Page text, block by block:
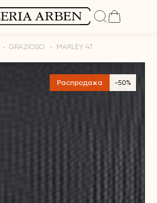
GRAZIOSO MARLEY 47
Распродажа -50%